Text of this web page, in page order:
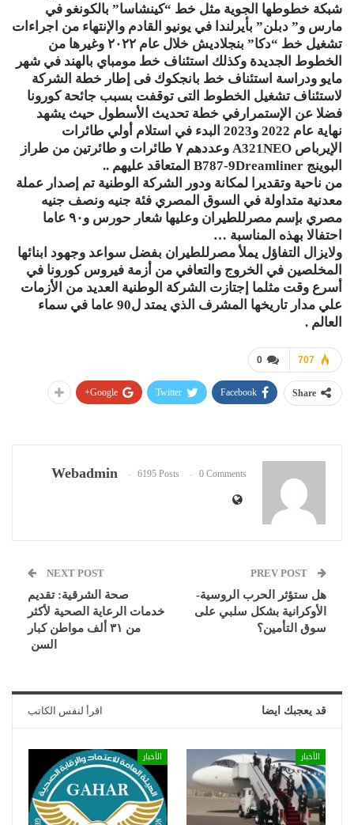
شبكة خطوطها الجوية مثل خط “كينشاسا” بالكونغو في
مارس و” دبلن” بأيرلندا في يونيو القادم والإنتهاء من اجراءات
تشغيل خط “دكا” بنجلاديش خلال عام ٢٠٢٢ وغيرها من
الخطوط الجديدة وكذلك استئناف خط مومباي بالهند في شهر
مايو ودراسة استئناف خط بانجكوك فى إطار خطة الشركة
لاستئناف تشغيل الخطوط التى توقفت بسبب جائحة كورونا
فضلا عن الإستمرارفي خطة تحديث الأسطول حيث يشهد
نهاية عام 2022 و2023 البدء في استلام أولي طائرات
الإيرباص A321NEO وعددهم ٧ طائرات و طائرتين من طراز
البوينج B787-9Dreamliner المتعاقد عليهم ..
من ناحية وتقديرا لمكانة ودور الشركة الوطنية تم إصدار عملة
معدنية متداولة في السوق المصري فئة جنيه ونصف جنيه
مصري بإسم مصرللطيران وعليها شعار حورس و٩٠ عاما
احتفالا بهذه المناسبة …
ولايزال التفاؤل يملأ مصرللطيران بفضل سواعد وجهود ابنائها
المخلصين في الخروج والتعافي من أزمة فيروس كورونا في
أسرع وقت مثلما إجتازت الشركة الوطنية العديد من الأزمات
علي مدار تاريخها المشرف الذي يمتد ل90 عاما في سماء
العالم .
0 707
Share
Facebook
Twitter
Google+
Webadmin 6195 Posts 0 Comments
هل ستؤثر الحرب الروسية-
الأوكرانية بشكل سلبي على
سوق التأمين؟
NEXT POST
صحة الشرقية: تقديم
خدمات الرعاية الصحية لأكثر
من ٣١ ألف مواطن كبار
السن
قد يعجبك ايضا اقرأ لنفس الكاتب
الأخبار الأخبار